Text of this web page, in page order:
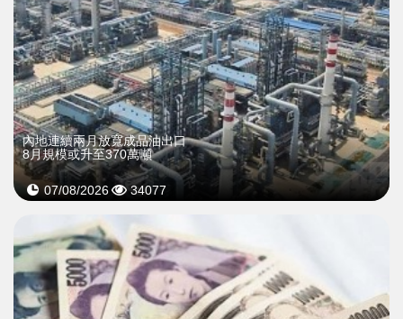
內地連續兩月放寬成品油出口
8月規模或升至370萬噸
07/08/2026 34077